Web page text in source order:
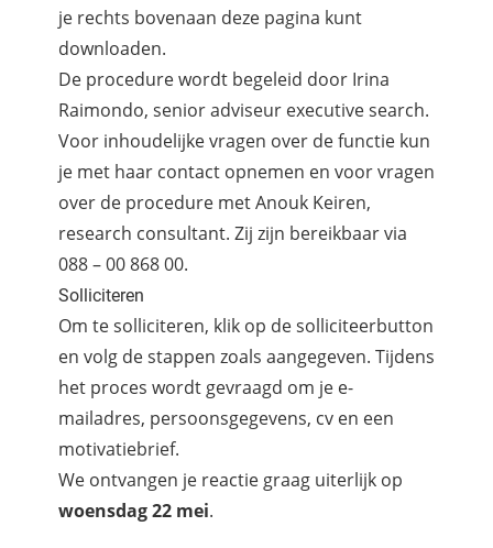
je rechts bovenaan deze pagina kunt
downloaden.
De procedure wordt begeleid door Irina
Raimondo, senior adviseur executive search.
Voor inhoudelijke vragen over de functie kun
je met haar contact opnemen en voor vragen
over de procedure met Anouk Keiren,
research consultant. Zij zijn bereikbaar via
088 – 00 868 00.
Solliciteren
Om te solliciteren, klik op de solliciteerbutton
en volg de stappen zoals aangegeven. Tijdens
het proces wordt gevraagd om je e-
mailadres, persoonsgegevens, cv en een
motivatiebrief.
We ontvangen je reactie graag uiterlijk op
woensdag 22 mei.